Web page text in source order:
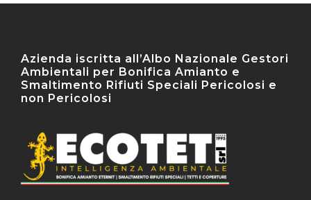
Azienda iscritta all’Albo Nazionale Gestori
Ambientali per Bonifica Amianto e
Smaltimento Rifiuti Speciali Pericolosi e
non Pericolosi